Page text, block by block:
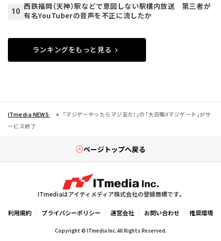
10
西鉄福岡（天神）駅などで意図しない駅構内放送 第三者が
有名YouTuberの音声を不正に流したか
ランキングをもっと見る
ITmedia NEWS
「マジゲーやったらマジ友だ！」の「大召喚!!マジゲート」がサ
ービス終了
ページトップへ戻る
ITmediaはアイティメディア株式会社の登録商標です。
利用規約 プライバシーポリシー 運営会社 お問い合わせ 推奨環境
Copyright © ITmedia Inc. All Rights Reserved.